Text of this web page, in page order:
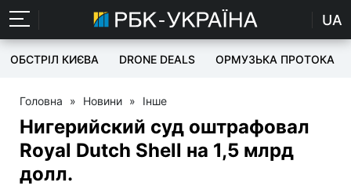
UA
ОБСТРІЛ КИЄВА DRONE DEALS ОРМУЗЬКА ПРОТОКА
Головна » Новини » Інше
Нигерийский суд оштрафовал
Royal Dutch Shell на 1,5 млрд
долл.